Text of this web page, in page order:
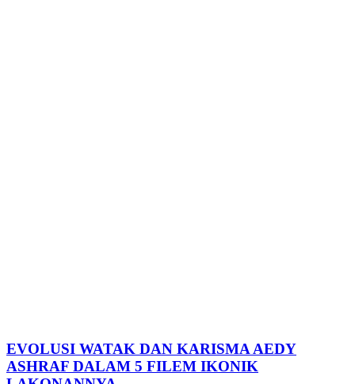
EVOLUSI WATAK DAN KARISMA AEDY
ASHRAF DALAM 5 FILEM IKONIK